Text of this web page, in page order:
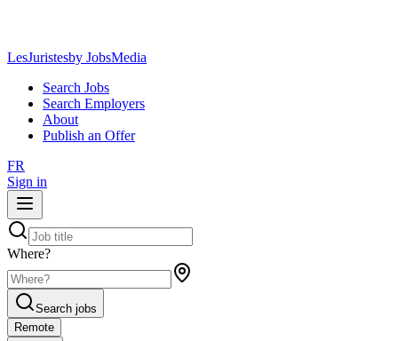
LesJuristesby JobsMedia
Search Jobs
Search Employers
About
Publish an Offer
FR
Sign in
Where?
Search jobs
Remote